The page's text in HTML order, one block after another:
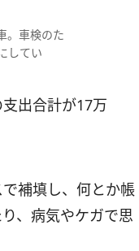
。車検のた
してい
出合計が17万
補填し、何とか帳
、病気やケガで思